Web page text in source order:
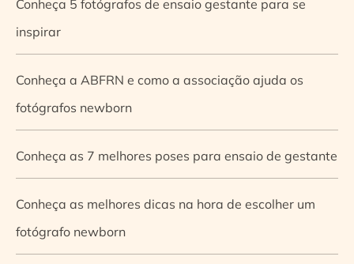
Conheça 5 fotógrafos de ensaio gestante para se
inspirar
Conheça a ABFRN e como a associação ajuda os
fotógrafos newborn
Conheça as 7 melhores poses para ensaio de gestante
Conheça as melhores dicas na hora de escolher um
fotógrafo newborn